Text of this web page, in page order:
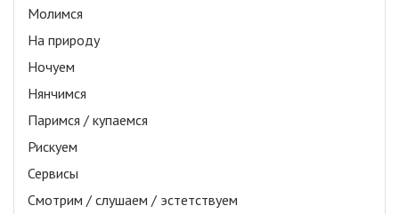
Молимся
На природу
Ночуем
Нянчимся
Паримся / купаемся
Рискуем
Сервисы
Смотрим / слушаем / эстетствуем